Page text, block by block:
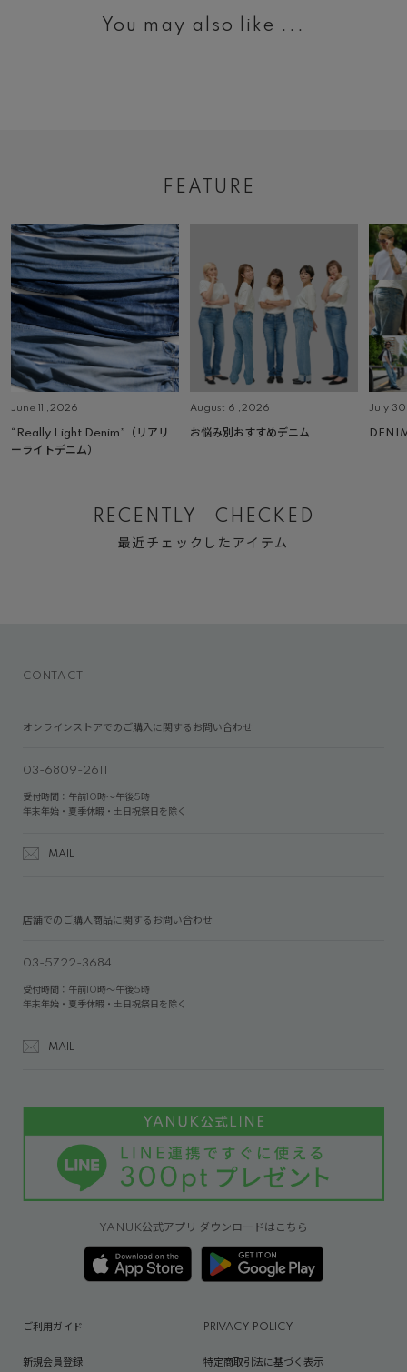
You may also like ...
FEATURE
June 11 ,2026
“Really Light Denim”（リアリ
ーライトデニム）
August 6 ,2026
お悩み別おすすめデニム
July
RECENTLY CHECKED
最近チェックしたアイテム
CONTACT
オンラインストアでのご購入に関するお問い合わせ
03-6809-2611
受付時間：午前10時～午後5時
年末年始・夏季休暇・土日祝祭日を除く
MAIL
店舗でのご購入商品に関するお問い合わせ
03-5722-3684
受付時間：午前10時～午後5時
年末年始・夏季休暇・土日祝祭日を除く
MAIL
YANUK公式アプリ ダウンロードはこちら
ご利用ガイド PRIVACY POLICY
新規会員登録 特定商取引法に基づく表示